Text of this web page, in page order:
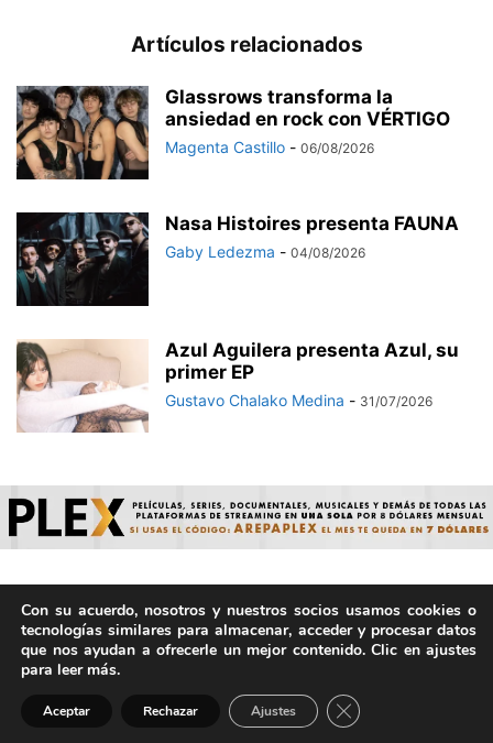
Artículos relacionados
Glassrows transforma la
ansiedad en rock con VÉRTIGO
Magenta Castillo - 06/08/2026
Nasa Histoires presenta FAUNA
Gaby Ledezma - 04/08/2026
Azul Aguilera presenta Azul, su
primer EP
Gustavo Chalako Medina - 31/07/2026
© ArepaVolatil.Com 2021-2025 - Hecho por humanos, no por
IA. | Todos los derechos reservados.
Con su acuerdo, nosotros y nuestros socios usamos cookies o
tecnologías similares para almacenar, acceder y procesar datos
que nos ayudan a ofrecerle un mejor contenido. Clic en ajustes
para leer más.
Aceptar Rechazar Ajustes Cerrar el banner de